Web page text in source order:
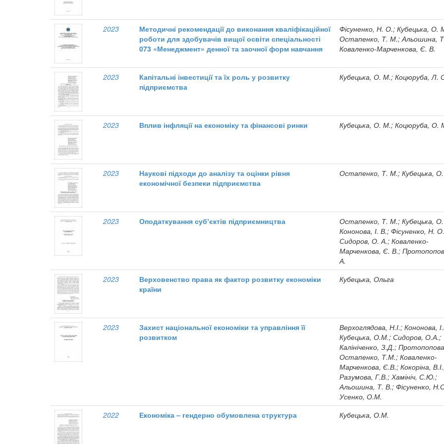
2023
Методичні рекомендації до виконання кваліфікаційної
роботи для здобувачів вищої освіти спеціальності
073 «Менеджмент» денної та заочної форм навчання
Фісуненко, Н. О.; Кубецька, О.
Остапенко, Т. М.; Альошина,
Коваленко-Марченкова, Є. В.
2023
Капітальні інвестиції та їх роль у розвитку
підприємства
Кубецька, О. М.; Коцюруба, Л.
2023 Вплив інфляції на економіку та фінансові ринки Кубецька, О. М.; Коцюруба, О.
2023
Наукові підходи до аналізу та оцінки рівня
економічної безпеки підприємства
Остапенко, Т. М.; Кубецька,
2023 Оподаткування субʼєктів підприємництва
Остапенко, Т. М.; Кубецька,
Кононова, І. В.; Фісуненко, Н.
Сидоров, О. А.; Коваленко-
Марченкова, Є. В.;
А.
2023
Верховенство права як фактор розвитку економіки
країни
Кубецька, Ольга
2023
Захист національної економіки та управління її
розвитком
Верхоглядова, Н.І.; Кононова,
Кубецька, О.М.; Сидоров, О.А.;
Калініченко, З.Д.;
Остапенко, Т.М.; Коваленко-
Марченкова, Є.В.; Кокоріна,
Разумова, Г.В.; Хамініч, С.Ю.;
Альошина, Т. В.; Фісуненко,
Усенко, О.М.
2022
Економіка – гендерно обумовлена структура Кубецька, О.М.